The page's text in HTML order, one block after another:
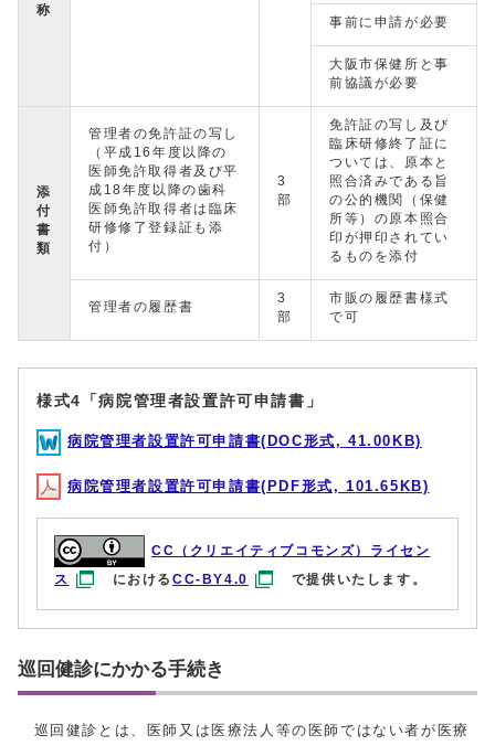
称
事前に申請が必要
大阪市保健所と事
前協議が必要
添
付
書
類
管理者の免許証の写し
（平成16年度以降の
医師免許取得者及び平
成18年度以降の歯科
医師免許取得者は臨床
研修修了登録証も添
付）
3
部
免許証の写し及び
臨床研修終了証に
ついては、原本と
照合済みである旨
の公的機関（保健
所等）の原本照合
印が押印されてい
るものを添付
管理者の履歴書
3
部
市販の履歴書様式
で可
様式4「病院管理者設置許可申請書」
病院管理者設置許可申請書(DOC形式, 41.00KB)
病院管理者設置許可申請書(PDF形式, 101.65KB)
CC（クリエイティブコモンズ）ライセン
ス
におけるCC-BY4.0 で提供いたします。
巡回健診にかかる手続き
巡回健診とは、医師又は医療法人等の医師ではない者が医療